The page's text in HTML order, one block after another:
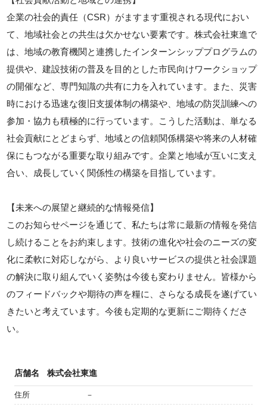
企業の社会的責任（CSR）がますます重視される現代におい
て、地域社会との共生は欠かせない要素です。株式会社東進で
は、地域の教育機関と連携したインターンシッププログラムの
提供や、建設技術の普及を目的とした市民向けワークショップ
の開催など、専門知識の共有に力を入れています。また、災害
時における迅速な復旧支援体制の構築や、地域の防災訓練への
参加・協力も積極的に行っています。こうした活動は、単なる
社会貢献にとどまらず、地域との信頼関係構築や将来の人材確
保にもつながる重要な取り組みです。企業と地域が互いに支え
合い、成長していく関係性の構築を目指しています。
【未来への展望と継続的な情報発信】
このお知らせページを通じて、私たちは常に最新の情報を発信
し続けることをお約束します。技術の進化や社会のニーズの変
化に柔軟に対応しながら、より良いサービスの提供と社会課題
の解決に取り組んでいく姿勢は今後も変わりません。皆様から
のフィードバックや期待の声を糧に、さらなる成長を遂げてい
きたいと考えています。今後も定期的な更新にご期待くださ
い。
店舗名 株式会社東進
住所 －